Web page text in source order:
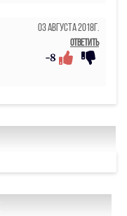
03 Августа 2018г.
Ответить
-8